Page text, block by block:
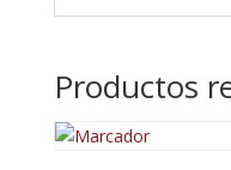
Productos